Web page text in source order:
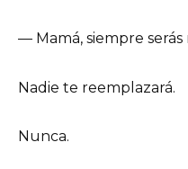
— Mamá, siempre serás
Nadie te reemplazará.
Nunca.